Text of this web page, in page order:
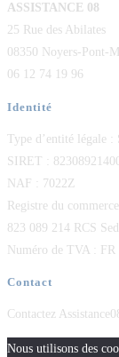
ASSISTANCE 08
25 Rue des Abilates
08350 Noyers-Pont-
06 12 74 19 96
Identité
Type d’entité légale :
SIRET :
NAF : 7022Z
Registre du commerce :
823 089 214 RCS
Numéro de TVA : FR
Contact
Contactez
Nous utilisons des